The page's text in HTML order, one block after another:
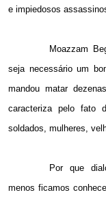
e impiedosos
Moazzam
seja necessário um
mandou matar
caracteriza pelo fato
soldados, mulheres,
Por que
menos ficamos